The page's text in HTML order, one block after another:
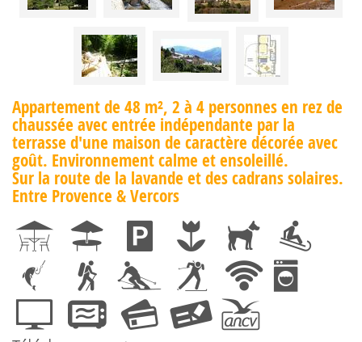
Appartement de 48 m², 2 à 4 personnes en rez de
chaussée avec entrée indépendante par la
terrasse d'une maison de caractère décorée avec
goût. Environnement calme et ensoleillé.
Sur la route de la lavande et des cadrans solaires.
Entre Provence & Vercors